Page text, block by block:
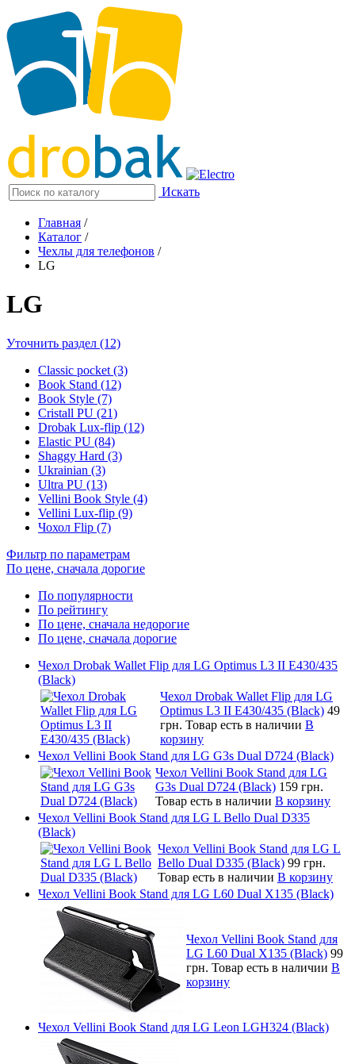
Искать
Главная /
Каталог /
Чехлы для телефонов /
LG
LG
Уточнить раздел (12)
Classic pocket (3)
Book Stand (12)
Book Style (7)
Cristall PU (21)
Drobak Lux-flip (12)
Elastic PU (84)
Shaggy Hard (3)
Ukrainian (3)
Ultra PU (13)
Vellini Book Style (4)
Vellini Lux-flip (9)
Чохол Flip (7)
Фильтр по параметрам
По цене, сначала дорогие
По популярности
По рейтингу
По цене, сначала недорогие
По цене, сначала дорогие
Чехол Drobak Wallet Flip для LG Optimus L3 II E430/435
(Black)
Чехол Drobak Wallet Flip для LG
Optimus L3 II E430/435 (Black) 49
грн. Товар есть в наличии В
корзину
Чехол Vellini Book Stand для LG G3s Dual D724 (Black)
Чехол Vellini Book Stand для LG
G3s Dual D724 (Black) 159 грн.
Товар есть в наличии В корзину
Чехол Vellini Book Stand для LG L Bello Dual D335
(Black)
Чехол Vellini Book Stand для LG L
Bello Dual D335 (Black) 99 грн.
Товар есть в наличии В корзину
Чехол Vellini Book Stand для LG L60 Dual X135 (Black)
Чехол Vellini Book Stand для
LG L60 Dual X135 (Black) 99
грн. Товар есть в наличии В
корзину
Чехол Vellini Book Stand для LG Leon LGH324 (Black)